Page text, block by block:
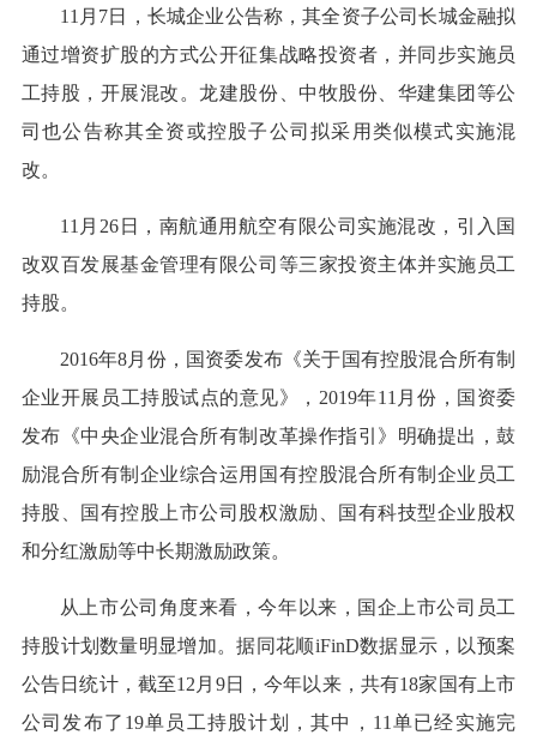
11月7日，长城企业公告称，其全资子公司长城金融拟
通过增资扩股的方式公开征集战略投资者，并同步实施员
工持股，开展混改。龙建股份、中牧股份、华建集团等公
司也公告称其全资或控股子公司拟采用类似模式实施混
改。
11月26日，南航通用航空有限公司实施混改，引入国
改双百发展基金管理有限公司等三家投资主体并实施员工
持股。
2016年8月份，国资委发布《关于国有控股混合所有制
企业开展员工持股试点的意见》，2019年11月份，国资委
发布《中央企业混合所有制改革操作指引》明确提出，鼓
励混合所有制企业综合运用国有控股混合所有制企业员工
持股、国有控股上市公司股权激励、国有科技型企业股权
和分红激励等中长期激励政策。
从上市公司角度来看，今年以来，国企上市公司员工
持股计划数量明显增加。据同花顺iFinD数据显示，以预案
公告日统计，截至12月9日，今年以来，共有18家国有上市
公司发布了19单员工持股计划，其中，11单已经实施完